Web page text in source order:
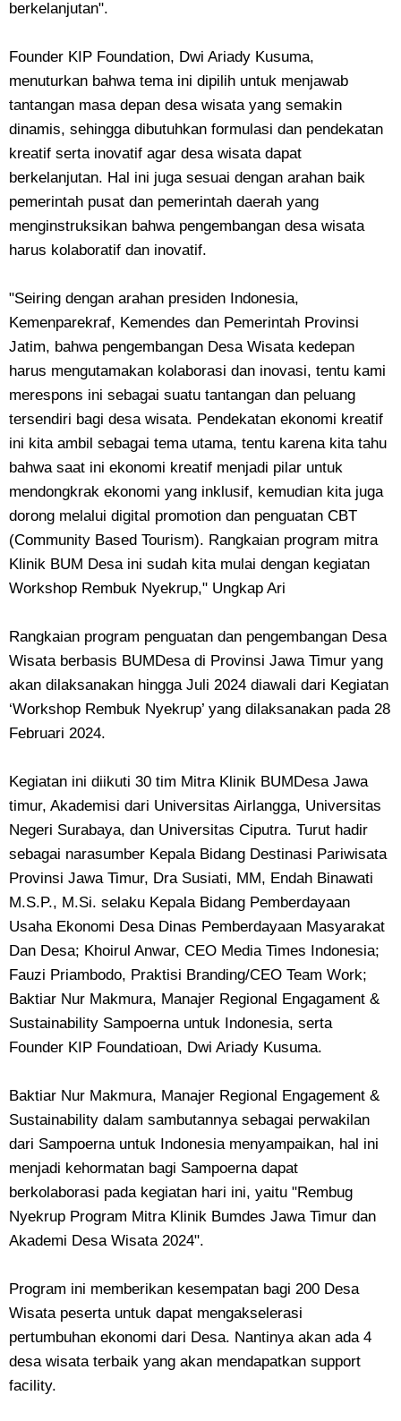
berkelanjutan".
Founder KIP Foundation, Dwi Ariady Kusuma,
menuturkan bahwa tema ini dipilih untuk menjawab
tantangan masa depan desa wisata yang semakin
dinamis, sehingga dibutuhkan formulasi dan pendekatan
kreatif serta inovatif agar desa wisata dapat
berkelanjutan. Hal ini juga sesuai dengan arahan baik
pemerintah pusat dan pemerintah daerah yang
menginstruksikan bahwa pengembangan desa wisata
harus kolaboratif dan inovatif.
"Seiring dengan arahan presiden Indonesia,
Kemenparekraf, Kemendes dan Pemerintah Provinsi
Jatim, bahwa pengembangan Desa Wisata kedepan
harus mengutamakan kolaborasi dan inovasi, tentu kami
merespons ini sebagai suatu tantangan dan peluang
tersendiri bagi desa wisata. Pendekatan ekonomi kreatif
ini kita ambil sebagai tema utama, tentu karena kita tahu
bahwa saat ini ekonomi kreatif menjadi pilar untuk
mendongkrak ekonomi yang inklusif, kemudian kita juga
dorong melalui digital promotion dan penguatan CBT
(Community Based Tourism). Rangkaian program mitra
Klinik BUM Desa ini sudah kita mulai dengan kegiatan
Workshop Rembuk Nyekrup," Ungkap Ari
Rangkaian program penguatan dan pengembangan Desa
Wisata berbasis BUMDesa di Provinsi Jawa Timur yang
akan dilaksanakan hingga Juli 2024 diawali dari Kegiatan
‘Workshop Rembuk Nyekrup’ yang dilaksanakan pada 28
Februari 2024.
Kegiatan ini diikuti 30 tim Mitra Klinik BUMDesa Jawa
timur, Akademisi dari Universitas Airlangga, Universitas
Negeri Surabaya, dan Universitas Ciputra. Turut hadir
sebagai narasumber Kepala Bidang Destinasi Pariwisata
Provinsi Jawa Timur, Dra Susiati, MM, Endah Binawati
M.S.P., M.Si. selaku Kepala Bidang Pemberdayaan
Usaha Ekonomi Desa Dinas Pemberdayaan Masyarakat
Dan Desa; Khoirul Anwar, CEO Media Times Indonesia;
Fauzi Priambodo, Praktisi Branding/CEO Team Work;
Baktiar Nur Makmura, Manajer Regional Engagament &
Sustainability Sampoerna untuk Indonesia, serta
Founder KIP Foundatioan, Dwi Ariady Kusuma.
Baktiar Nur Makmura, Manajer Regional Engagement &
Sustainability dalam sambutannya sebagai perwakilan
dari Sampoerna untuk Indonesia menyampaikan, hal ini
menjadi kehormatan bagi Sampoerna dapat
berkolaborasi pada kegiatan hari ini, yaitu "Rembug
Nyekrup Program Mitra Klinik Bumdes Jawa Timur dan
Akademi Desa Wisata 2024".
Program ini memberikan kesempatan bagi 200 Desa
Wisata peserta untuk dapat mengakselerasi
pertumbuhan ekonomi dari Desa. Nantinya akan ada 4
desa wisata terbaik yang akan mendapatkan support
facility.